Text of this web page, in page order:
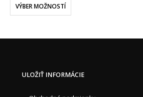
VÝBER MOŽNOSTÍ
ULOŽIŤ INFORMÁCIE